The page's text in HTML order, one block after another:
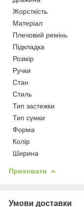
Жорсткість
Матеріал
Плечовий ремінь
Підкладка
Розмір
Ручки
Стан
Стиль
Тип застежки
Тип сумки
Форма
Колір
Ширина
Приховати
Умови доставки